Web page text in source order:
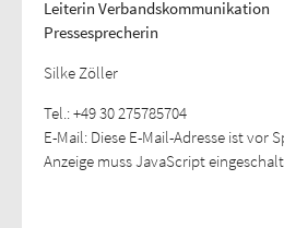
Leiterin Verbandskommunikation
Pressesprecherin
Silke Zöller
Tel.: +49 30 275785704
E-Mail: Diese E-Mail-Adresse ist vor
Anzeige muss JavaScript